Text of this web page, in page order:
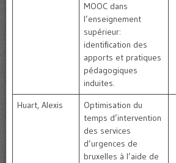
MOOC dans
l’enseignement
supérieur:
identiﬁcation des
apports et pratiques
pédagogiques
induites.
Huart, Alexis
Optimisation du
temps d’intervention
des services
d’urgences de
bruxelles à l’aide de